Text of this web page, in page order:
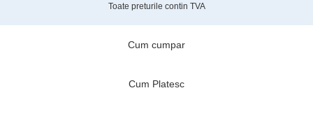
Toate preturile contin TVA
Cum cumpar
Cum Platesc